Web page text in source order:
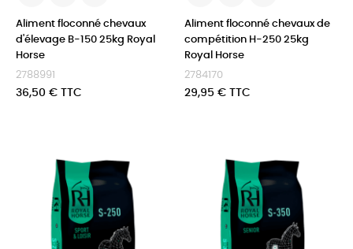
Aliment floconné chevaux
d'élevage B-150 25kg Royal
Horse
2788991
Prix
36,50 € TTC
Aliment floconné chevaux de
compétition H-250 25kg
Royal Horse
2784170
Prix
29,95 € TTC